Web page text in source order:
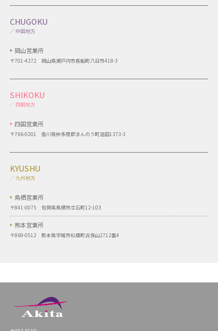
CHUGOKU
／ 中国地方
岡山営業所
〒701-4272 岡山県瀬戸内市長船町八日市418-3
SHIKOKU
／ 四国地方
四国営業所
〒766-0201 香川県仲多度郡まんのう町造田1373-3
KYUSHU
／ 九州地方
鳥栖営業所
〒841-0075 佐賀県鳥栖市立石町12-103
熊本営業所
〒869-0512 熊本県宇城市松橋町古保山2712番4